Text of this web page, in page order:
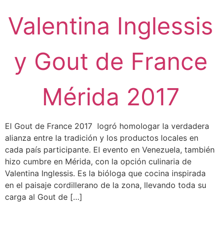
Valentina Inglessis
y Gout de France
Mérida 2017
El Gout de France 2017 logró homologar la verdadera
alianza entre la tradición y los productos locales en
cada país participante. El evento en Venezuela, también
hizo cumbre en Mérida, con la opción culinaria de
Valentina Inglessis. Es la bióloga que cocina inspirada
en el paisaje cordillerano de la zona, llevando toda su
carga al Gout de […]